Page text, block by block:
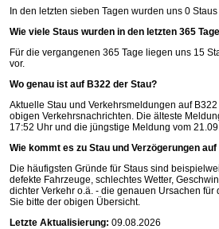
In den letzten sieben Tagen wurden uns 0
Wie viele Staus wurden in den letzten 365
Für die vergangenen 365 Tage liegen uns 15
vor.
Wo genau ist auf B322 der Stau?
Aktuelle Stau und Verkehrsmeldungen auf
obigen Verkehrsnachrichten. Die älteste
17:52 Uhr und die jüngstige Meldung vom
Wie kommt es zu Stau und Verzögerungen
Die häufigsten Gründe für Staus sind
defekte Fahrzeuge, schlechtes Wetter,
dichter Verkehr o.ä. - die genauen Ursachen für
Sie bitte der obigen Übersicht.
Letzte Aktualisierung: 09.08.2026